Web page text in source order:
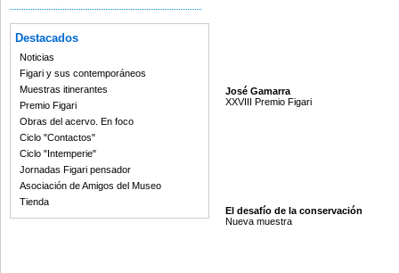
Destacados
Noticias
Figari y sus contemporáneos
Muestras itinerantes
Premio Figari
Obras del acervo. En foco
Ciclo "Contactos"
Ciclo "Intemperie"
Jornadas Figari pensador
Asociación de Amigos del Museo
Tienda
José Gamarra
XXVIII Premio Figari
El desafío de la conservación
Nueva muestra